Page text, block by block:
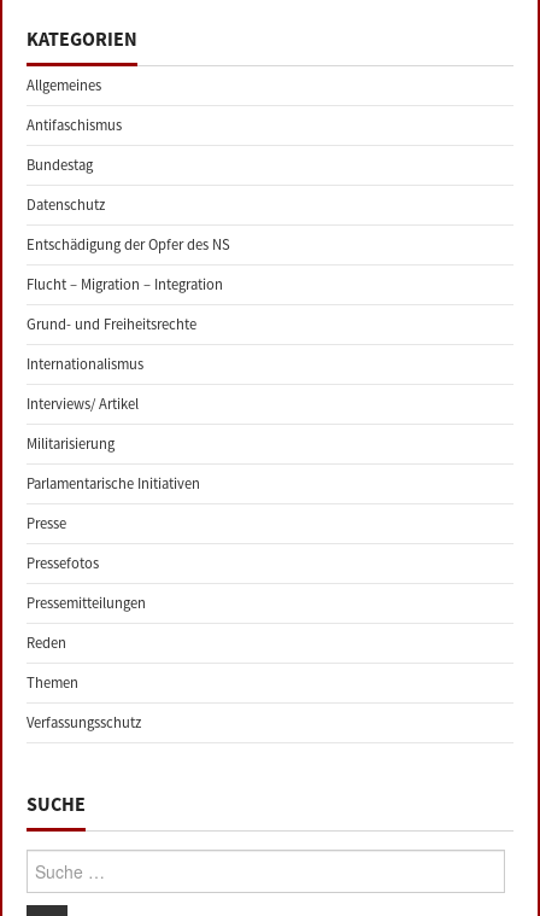
KATEGORIEN
Allgemeines
Antifaschismus
Bundestag
Datenschutz
Entschädigung der Opfer des NS
Flucht – Migration – Integration
Grund- und Freiheitsrechte
Internationalismus
Interviews/ Artikel
Militarisierung
Parlamentarische Initiativen
Presse
Pressefotos
Pressemitteilungen
Reden
Themen
Verfassungsschutz
SUCHE
Suche: